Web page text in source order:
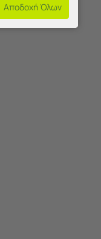
Αποδοχή Όλων